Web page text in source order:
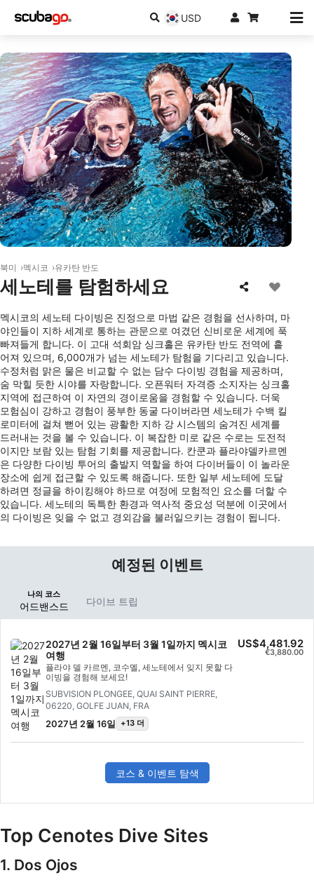
USD
북미 멕시코 유카탄 반도
세노테를 탐험하세요
멕시코의 세노테 다이빙은 진정으로 마법 같은 경험을 선사하며, 마
야인들이 지하 세계로 통하는 관문으로 여겼던 신비로운 세계에 푹
빠져들게 합니다. 이 고대 석회암 싱크홀은 유카탄 반도 전역에 흩
어져 있으며, 6,000개가 넘는 세노테가 탐험을 기다리고 있습니다.
수정처럼 맑은 물은 비교할 수 없는 담수 다이빙 경험을 제공하며,
숨 막힐 듯한 시야를 자랑합니다. 오픈워터 자격증 소지자는 싱크홀
지역에 접근하여 이 자연의 경이로움을 경험할 수 있습니다. 더욱
모험심이 강하고 경험이 풍부한 동굴 다이버라면 세노테가 수백 킬
로미터에 걸쳐 뻗어 있는 광활한 지하 강 시스템의 숨겨진 세계를
드러내는 것을 볼 수 있습니다. 이 복잡한 미로 같은 수로는 도전적
이지만 보람 있는 탐험 기회를 제공합니다. 칸쿤과 플라야델카르멘
은 다양한 다이빙 투어의 출발지 역할을 하여 다이버들이 이 놀라운
장소에 쉽게 접근할 수 있도록 해줍니다. 또한 일부 세노테에 도달
하려면 정글을 하이킹해야 하므로 여정에 모험적인 요소를 더할 수
있습니다. 세노테의 독특한 환경과 역사적 중요성 덕분에 이곳에서
의 다이빙은 잊을 수 없고 경외감을 불러일으키는 경험이 됩니다.
예정된 이벤트
나의 코스
어드밴스드 다이브 트립
2027년 2월 16일부터 3월 1일까지 멕시코
여행
플라야 델 카르멘, 코수멜, 세노테에서 잊지 못할 다
이빙을 경험해 보세요!
SUBVISION PLONGEE, QUAI SAINT PIERRE,
06220, GOLFE JUAN, FRA
2027년 2월 16일 +13 더
US$4,481.92
€3,880.00
코스 & 이벤트 탐색
Top Cenotes Dive Sites
1. Dos Ojos